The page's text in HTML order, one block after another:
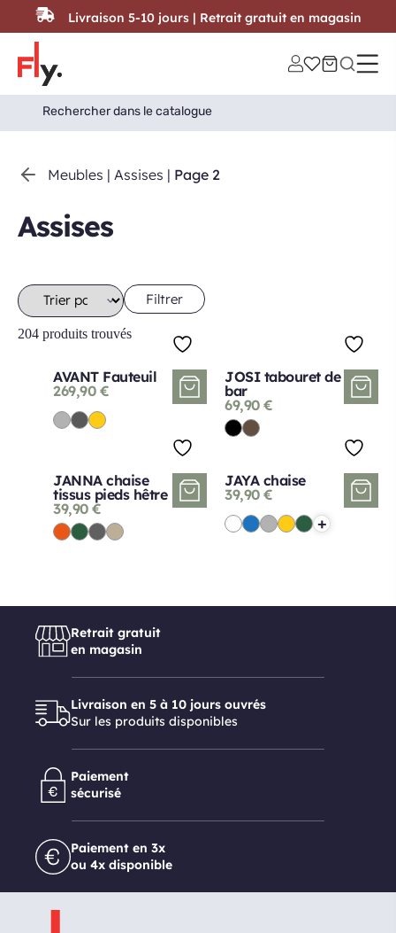
Passer au contenu
Search
for:
Search Button
Meubles | Assises | Page 2
Assises
Filtrer
204 produits trouvés
AVANT Fauteuil
269,90 €
JOSI tabouret de
bar
69,90 €
JANNA chaise
tissus pieds hêtre
39,90 €
JAYA chaise
39,90 €
+
Retrait gratuit
en magasin
Livraison en 5 à 10 jours ouvrés
Sur les produits disponibles
Paiement
sécurisé
Paiement en 3x
ou 4x disponible
Livraison 5-10 jours | Retrait gratuit en magasin